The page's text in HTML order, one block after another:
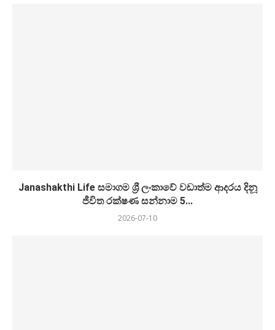
Janashakthi Life සමාගම ශ්‍රී ලංකාවේ වඩාත්ම ආදරය දිනූ
ජීවිත රක්ෂණ සන්නාම 5...
2026-07-10